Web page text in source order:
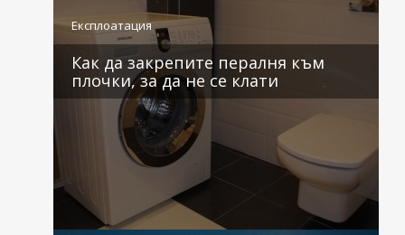
Експлоатация
Как да закрепите пералня към
плочки, за да не се клати